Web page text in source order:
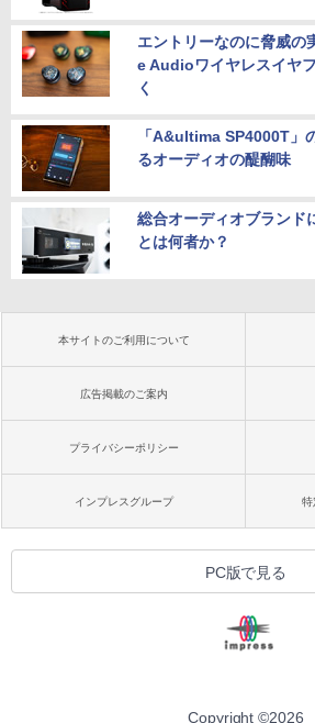
エントリーなのに脅威
e Audioワイヤレスイヤ
く
「A&ultima SP4000T」
るオーディオの醍醐味
総合オーディオブランド
とは何者か？
本サイトのご利用について
広告掲載のご案内
プライバシーポリシー
インプレスグループ 特
PC版で見る
Copyright ©2026